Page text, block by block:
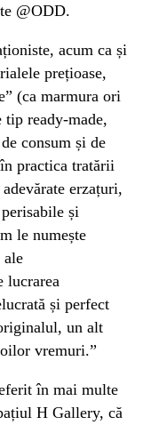
@ODD.
acum ca și
prețioase,
(ca marmura ori
ready-made,
consum și de
practica tratării
erzațuri,
și
le numește
ale
lucrarea
și perfect
un alt
vremuri.”
în mai multe
H Gallery, că